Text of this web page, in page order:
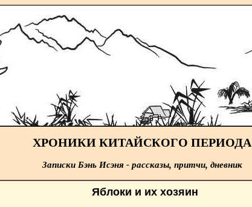
ХРОНИКИ КИТАЙСКОГО ПЕРИОДА
Записки Бэнь Исэня - рассказы, притчи, дневник
Яблоки и их хозяин